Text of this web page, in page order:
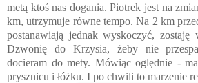
metą ktoś nas dogania. Piotrek jest na
km, utrzymuje równe tempo. Na 2 km
postanawiają jednak wyskoczyć, zostaję
Dzwonię do Krzysia, żeby nie
docieram do mety. Mówiąc oględnie -
prysznicu i łóżku. I po chwili to marzenie